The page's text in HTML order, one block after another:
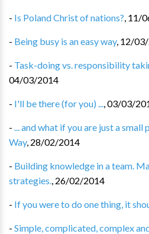
- Is Poland Christ of nations?, 11/
- Being busy is an easy way, 12/
- Task-doing vs. responsibility
04/03/2014
- I'll be there (for you) ...,03/03/
- ... and what if you are just a
Way, 28/02/2014
- Building knowledge in a team.
strategies., 26/02/2014
- If you were to do one thing, it
- Simple, complicated, complex